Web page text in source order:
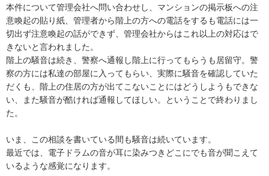
本件について管理会社へ問い合わせし、マンションの掲示板への注
意喚起の貼り紙、管理者から階上の方への電話をするも電話には一
切出ず注意喚起の話ができず、管理会社からはこれ以上の対応はで
きないと言われました。
階上の騒音は続き、警察へ通報し階上に行ってもらうも居留守。警
察の方には私達の部屋に入ってもらい、実際に騒音を確認していた
だくも、階上の住居の方が出てこないことにはどうしようもできな
い、また騒音が酷ければ通報してほしい。ということで終わりまし
た。
いま、この相談を書いている間も騒音は続いています。
最近では、電子ドラムの音が耳に染みつきどこにでも音が聞こえて
いるような感覚になります。